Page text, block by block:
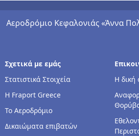
Αεροδρόμιο Κεφαλονιάς «Άννα
Σχετικά με εμάς
Στατιστικά Στοιχεία
Η Fraport Greece
Το Αεροδρόμιο
Δικαιώματα επιβατών
Η δική